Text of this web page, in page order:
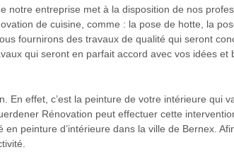
entreprise met à la disposition de nos
de cuisine, comme : la pose de hotte, la
fournirons des travaux de qualité qui seront
qui seront en parfait accord avec vos idées et
effet, c’est la peinture de votre intérieure qui
Rénovation peut effectuer cette
peinture d’intérieure dans la ville de Bernex.